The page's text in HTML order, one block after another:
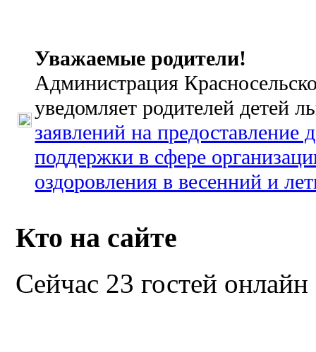
Уважаемые родители!
Администрация
уведомляет родителей детей
заявлений на
поддержки в сфере
оздоровления в весенний и
Кто на сайте
Сейчас 23 гостей онлайн